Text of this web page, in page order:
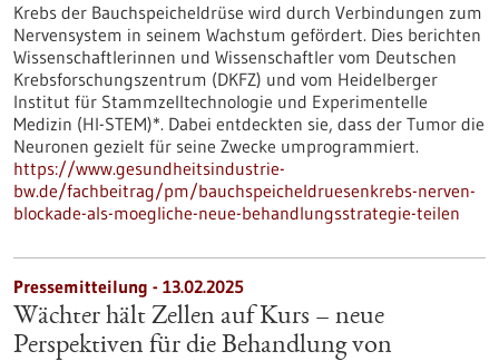
Krebs der Bauchspeicheldrüse wird durch Verbindungen zum
Nervensystem in seinem Wachstum gefördert. Dies berichten
Wissenschaftlerinnen und Wissenschaftler vom Deutschen
Krebsforschungszentrum (DKFZ) und vom Heidelberger
Institut für Stammzelltechnologie und Experimentelle
Medizin (HI-STEM)*. Dabei entdeckten sie, dass der Tumor die
Neuronen gezielt für seine Zwecke umprogrammiert.
https://www.gesundheitsindustrie-
bw.de/fachbeitrag/pm/bauchspeicheldruesenkrebs-nerven-
blockade-als-moegliche-neue-behandlungsstrategie-teilen
Pressemitteilung - 13.02.2025
Wächter hält Zellen auf Kurs – neue
Perspektiven für die Behandlung von